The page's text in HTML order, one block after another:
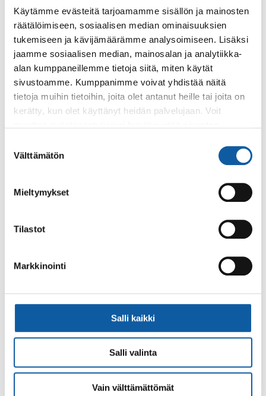
Käytämme evästeitä tarjoamamme sisällön ja mainosten
räätälöimiseen, sosiaalisen median ominaisuuksien
tukemiseen ja kävijämäärämme analysoimiseen. Lisäksi
jaamme sosiaalisen median, mainosalan ja analytiikka-
alan kumppaneillemme tietoja siitä, miten käytät
sivustoamme. Kumppanimme voivat yhdistää näitä
tietoja muihin tietoihin, joita olet antanut heille tai joita on
kerätty, kun olet käyttänyt heidän palvelujaan. Voit
valinta
Välttämätön
Mieltymykset
Tilastot
Markkinointi
Salli kaikki
Salli valinta
Vain välttämättömät
Kaupunginvaltuuston yhteystiedot
varavaltuutetut 1.6.2025-31.5.2029
Valtuustoaloitteet 1.6.2025- 31.5.2029
Luottamushenkilöiden ja viranhaltijoiden
Asiasanat